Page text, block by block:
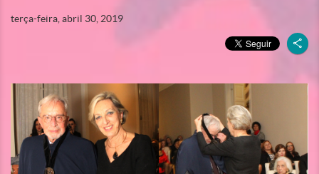
terça-feira, abril 30, 2019